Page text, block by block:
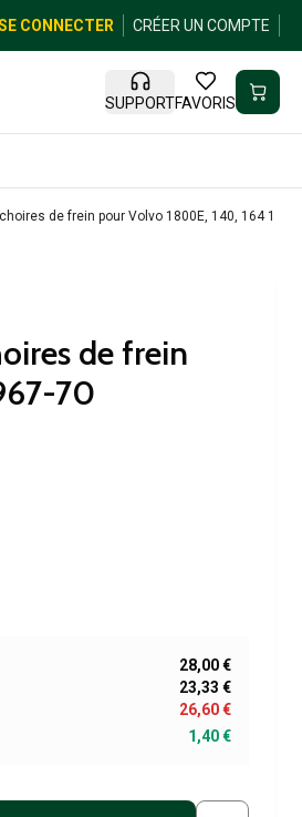
CONNECTER CRÉER UN COMPTE
SUPPORTFAVORIS
de frein pour Volvo 1800E, 140, 164
de frein
70
28,00 €
23,33 €
26,60 €
1,40 €